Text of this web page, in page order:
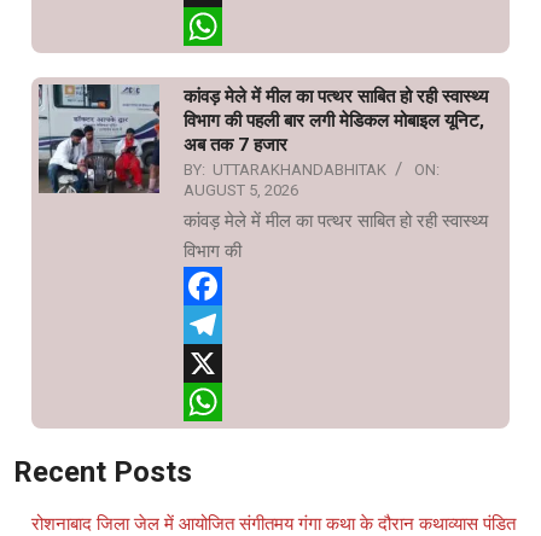
X
कांवड़ मेले में मील का पत्थर साबित हो रही स्वास्थ्य
विभाग की पहली बार लगी मेडिकल मोबाइल यूनिट,
अब तक 7 हजार
BY: UTTARAKHANDABHITAK
ON:
AUGUST 5, 2026
कांवड़ मेले में मील का पत्थर साबित हो रही स्वास्थ्य
विभाग की
Facebook
Telegram
X
Recent Posts
रोशनाबाद जिला जेल में आयोजित संगीतमय गंगा कथा के दौरान कथाव्यास पंडित